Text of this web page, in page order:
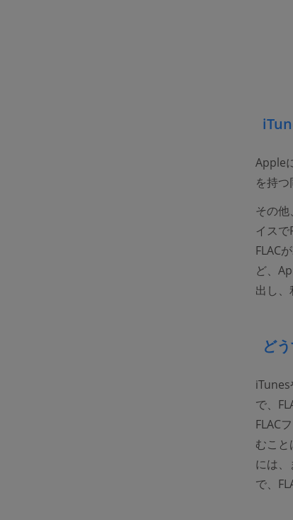
Apple
を持
その
イス
FLAC
ど、
出し、
ど
iTunes
で、
FLAC
むこと
には
で、